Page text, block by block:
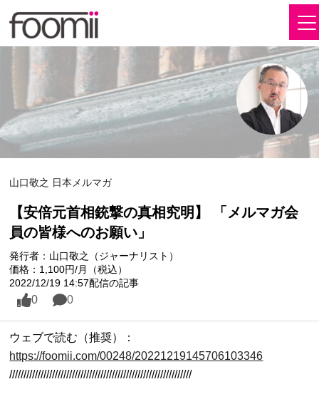
山口敬之 日本メルマガ
【安倍元首相銃撃の真相究明】 「メルマガ会
員の皆様へのお願い」
発行者：山口敬之（ジャーナリスト）
価格：1,100円/月（税込）
2022/12/19 14:57配信の記事
0 0
ウェブで読む（推奨）：
https://foomii.com/00248/20221219145706103346
////////////////////////////////////////////////////////////////